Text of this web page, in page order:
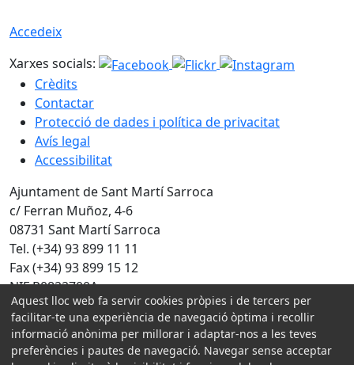
Accedeix
Xarxes socials:
Crèdits
Contactar
Protecció de dades i política de privacitat
Avís legal
Accessibilitat
Ajuntament de Sant Martí Sarroca
c/ Ferran Muñoz, 4-6
08731 Sant Martí Sarroca
Tel. (+34) 93 899 11 11
Fax (+34) 93 899 15 12
NIF P0822700A
Amb la col·laboració de:
Aquest lloc web fa servir cookies pròpies i de tercers per
facilitar-te una experiència de navegació òptima i recollir
informació anònima per millorar i adaptar-nos a les teves
preferències i pautes de navegació. Navegar sense acceptar